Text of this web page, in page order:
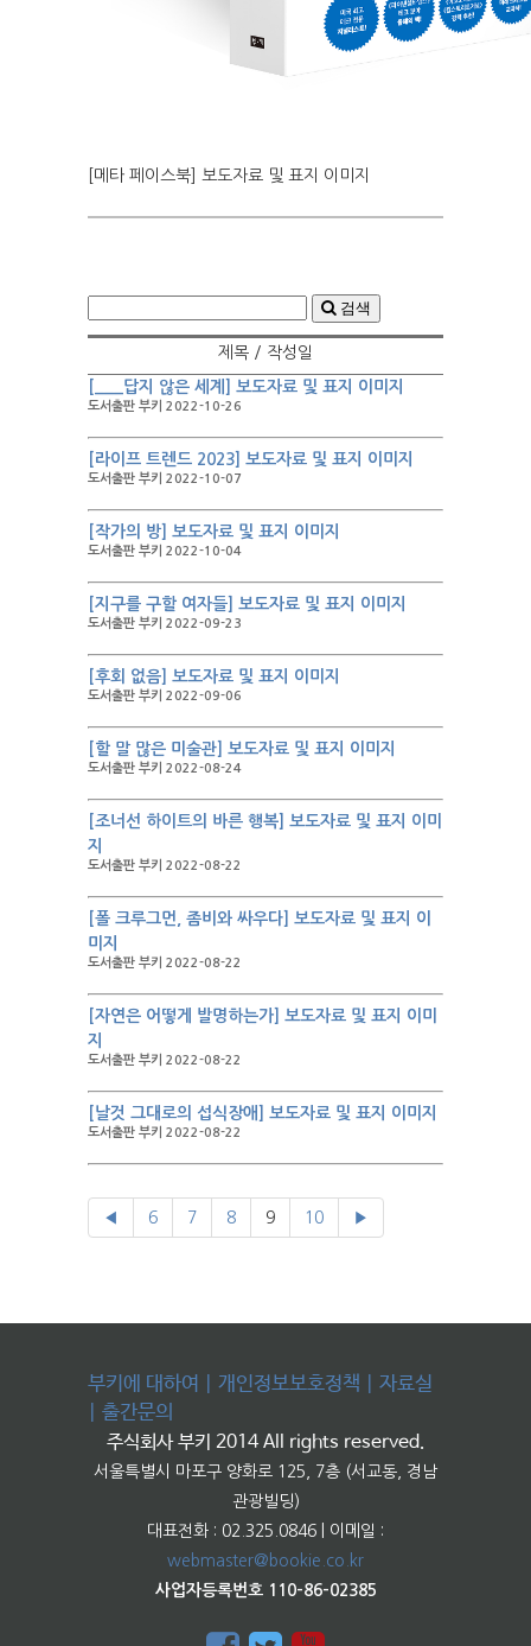
[메타 페이스북] 보도자료 및 표지 이미지
검색
제목 / 작성일
[___답지 않은 세계] 보도자료 및 표지 이미지
도서출판 부키 2022-10-26
[라이프 트렌드 2023] 보도자료 및 표지 이미지
도서출판 부키 2022-10-07
[작가의 방] 보도자료 및 표지 이미지
도서출판 부키 2022-10-04
[지구를 구할 여자들] 보도자료 및 표지 이미지
도서출판 부키 2022-09-23
[후회 없음] 보도자료 및 표지 이미지
도서출판 부키 2022-09-06
[할 말 많은 미술관] 보도자료 및 표지 이미지
도서출판 부키 2022-08-24
[조너선 하이트의 바른 행복] 보도자료 및 표지 이미
지
도서출판 부키 2022-08-22
[폴 크루그먼, 좀비와 싸우다] 보도자료 및 표지 이
미지
도서출판 부키 2022-08-22
[자연은 어떻게 발명하는가] 보도자료 및 표지 이미
지
도서출판 부키 2022-08-22
[날것 그대로의 섭식장애] 보도자료 및 표지 이미지
도서출판 부키 2022-08-22
◀ 6 7 8 9 10 ▶
부키에 대하여 개인정보보호정책
자료실
출간문의
주식회사 부키 2014 All rights reserved.
서울특별시 마포구 양화로 125, 7층 (서교동, 경남
관광빌딩)
대표전화 : 02.325.0846 | 이메일 :
webmaster@bookie.co.kr
사업자등록번호 110-86-02385